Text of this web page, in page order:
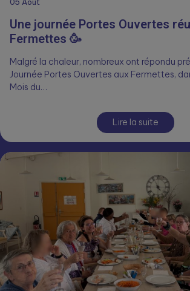
Une journée Portes Ouvertes
Fermettes 🥳
Malgré la chaleur, nombreux ont répondu
Journée Portes Ouvertes aux Fermettes,
Mois du…
Lire la suite